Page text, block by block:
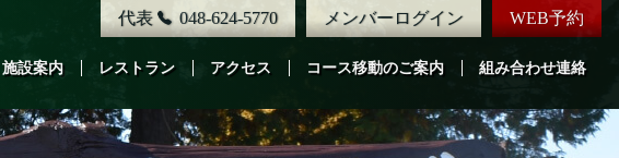
施設案内 レストラン アクセス コース移動のご案内 組み合わせ連絡
代表 048-624-5770 メンバーログイン WEB予約